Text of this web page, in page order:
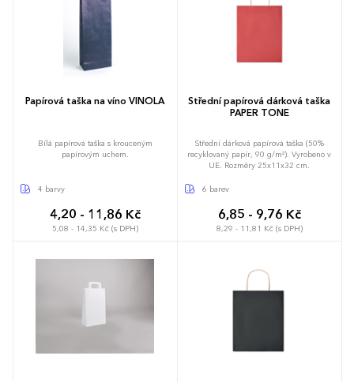
Papírová taška na víno VINOLA
Bílá papírová taška s krouceným
papírovým uchem.
4 barvy
4,20 - 11,86 Kč
5,08 - 14,35 Kč (s DPH)
Střední papírová dárková taška
PAPER TONE
Střední dárková papírová taška (50%
recyklovaný papír, 90 g/m²). Vyrobeno v
UE. Rozměry 25x11x32 cm.
6 barev
6,85 - 9,76 Kč
8,29 - 11,81 Kč (s DPH)